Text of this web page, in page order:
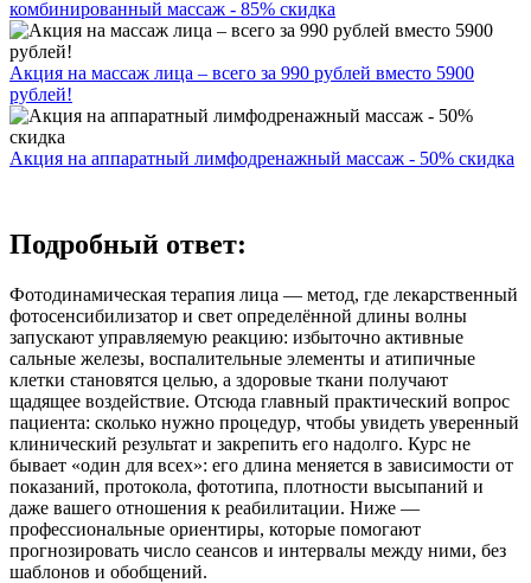
комбинированный массаж - 85% скидка
Акция на массаж лица – всего за 990 рублей вместо 5900
рублей!
Акция на аппаратный лимфодренажный массаж - 50% скидка
Подробный ответ:
Фотодинамическая терапия лица — метод, где лекарственный
фотосенсибилизатор и свет определённой длины волны
запускают управляемую реакцию: избыточно активные
сальные железы, воспалительные элементы и атипичные
клетки становятся целью, а здоровые ткани получают
щадящее воздействие. Отсюда главный практический вопрос
пациента: сколько нужно процедур, чтобы увидеть уверенный
клинический результат и закрепить его надолго. Курс не
бывает «один для всех»: его длина меняется в зависимости от
показаний, протокола, фототипа, плотности высыпаний и
даже вашего отношения к реабилитации. Ниже —
профессиональные ориентиры, которые помогают
прогнозировать число сеансов и интервалы между ними, без
шаблонов и обобщений.